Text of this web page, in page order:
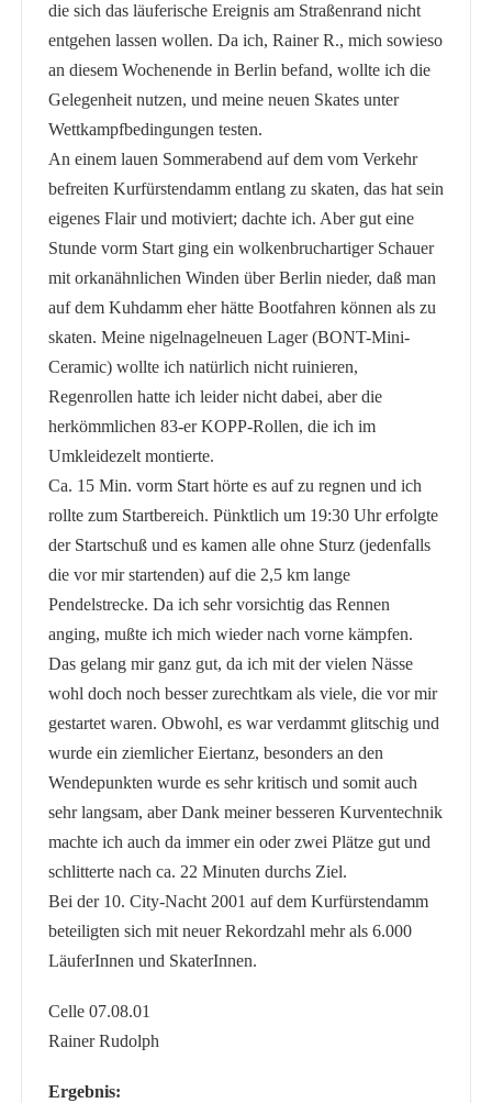
die sich das läuferische Ereignis am Straßenrand nicht
entgehen lassen wollen. Da ich, Rainer R., mich sowieso
an diesem Wochenende in Berlin befand, wollte ich die
Gelegenheit nutzen, und meine neuen Skates unter
Wettkampfbedingungen testen.
An einem lauen Sommerabend auf dem vom Verkehr
befreiten Kurfürstendamm entlang zu skaten, das hat sein
eigenes Flair und motiviert; dachte ich. Aber gut eine
Stunde vorm Start ging ein wolkenbruchartiger Schauer
mit orkanähnlichen Winden über Berlin nieder, daß man
auf dem Kuhdamm eher hätte Bootfahren können als zu
skaten. Meine nigelnagelneuen Lager (BONT-Mini-
Ceramic) wollte ich natürlich nicht ruinieren,
Regenrollen hatte ich leider nicht dabei, aber die
herkömmlichen 83-er KOPP-Rollen, die ich im
Umkleidezelt montierte.
Ca. 15 Min. vorm Start hörte es auf zu regnen und ich
rollte zum Startbereich. Pünktlich um 19:30 Uhr erfolgte
der Startschuß und es kamen alle ohne Sturz (jedenfalls
die vor mir startenden) auf die 2,5 km lange
Pendelstrecke. Da ich sehr vorsichtig das Rennen
anging, mußte ich mich wieder nach vorne kämpfen.
Das gelang mir ganz gut, da ich mit der vielen Nässe
wohl doch noch besser zurechtkam als viele, die vor mir
gestartet waren. Obwohl, es war verdammt glitschig und
wurde ein ziemlicher Eiertanz, besonders an den
Wendepunkten wurde es sehr kritisch und somit auch
sehr langsam, aber Dank meiner besseren Kurventechnik
machte ich auch da immer ein oder zwei Plätze gut und
schlitterte nach ca. 22 Minuten durchs Ziel.
Bei der 10. City-Nacht 2001 auf dem Kurfürstendamm
beteiligten sich mit neuer Rekordzahl mehr als 6.000
LäuferInnen und SkaterInnen.
Celle 07.08.01
Rainer Rudolph
Ergebnis: